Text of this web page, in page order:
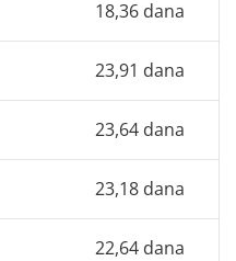
18,36 dana
23,91 dana
23,64 dana
23,18 dana
22,64 dana